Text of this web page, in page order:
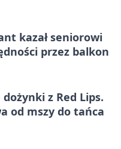
kazał seniorowi
przez balkon
z Red Lips.
od mszy do tańca